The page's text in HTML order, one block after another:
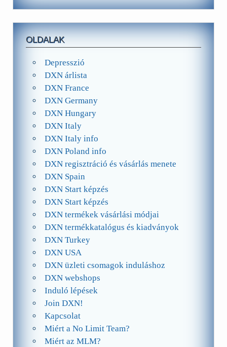
OLDALAK
Depresszió
DXN árlista
DXN France
DXN Germany
DXN Hungary
DXN Italy
DXN Italy info
DXN Poland info
DXN regisztráció és vásárlás menete
DXN Spain
DXN Start képzés
DXN Start képzés
DXN termékek vásárlási módjai
DXN termékkatalógus és kiadványok
DXN Turkey
DXN USA
DXN üzleti csomagok induláshoz
DXN webshops
Induló lépések
Join DXN!
Kapcsolat
Miért a No Limit Team?
Miért az MLM?